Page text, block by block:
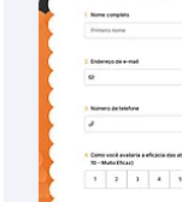
avaliação de
para os seus